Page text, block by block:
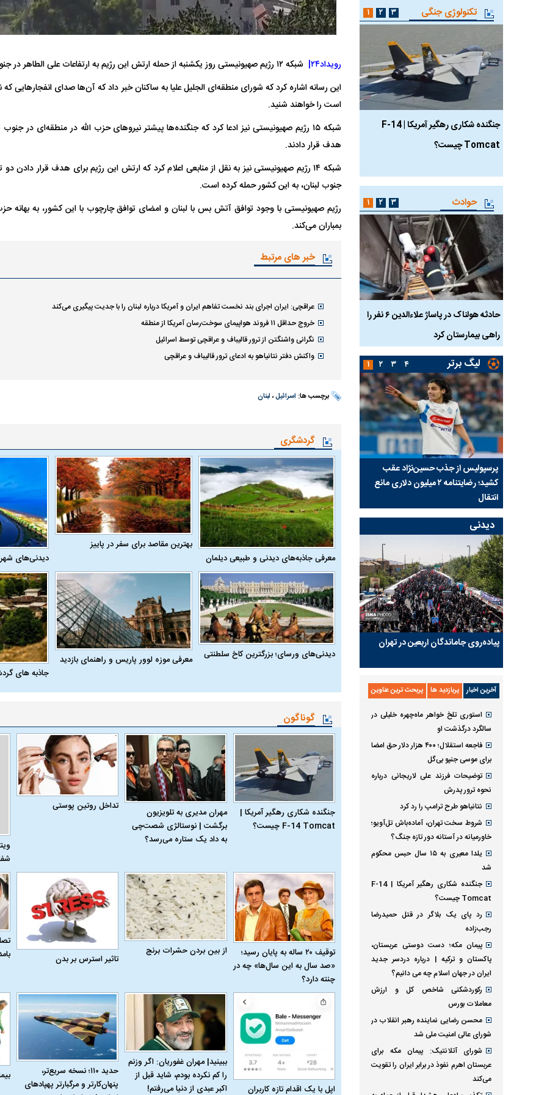
رویداد۲۴|
شبکه ۱۲ رژیم صهیونیستی روز یکشنبه از حمله ارتش این رژیم به ارتفاعات علی الطاهر در جنوب لبنان خبر داد.
این رسانه اشاره کرد که شورای منطقه‌ای الجلیل علیا به ساکنان خبر داد که آن‌ها صدای انفجارهایی
است را خواهند شنید.
شبکه ۱۵ رژیم صهیونیستی نیز ادعا کرد که جنگنده‌ها پیشتر نیروهای حزب الله در منطقه‌ای در
هدف قرار دادند.
شبکه ۱۴ رژیم صهیونیستی نیز به نقل از منابعی اعلام کرد که ارتش این رژیم برای هدف قرار دادن
جنوب لبنان، به این کشور حمله کرده است.
رژیم صهیونیستی با وجود توافق آتش بس با لبنان و امضای توافق چارچوب با این کشور، به بهانه
بمباران می‌کند.
خبر های مرتبط
عراقچی: ایران اجرای بند نخست تفاهم ایران و آمریکا درباره لبنان را با جدیت پیگیری می‌کند
خروج حداقل ۱۱ فروند هواپیمای سوخت‌رسان آمریکا از منطقه
نگرانی واشنگتن از ترور قالیباف و عراقچی توسط اسرائیل
واکنش دفتر نتانیاهو به ادعای ترور قالیباف و عراقچی
برچسب ها: اسرائیل، لبنان
گردشگری
معرفی جاذبه‌های دیدنی و طبیعی دیلمان
بهترین مقاصد برای سفر در پاییز
دیدنی‌های
دیدنی‌های ورسای؛ بزرگترین کاخ سلطنتی
معرفی موزه لوور پاریس و راهنمای بازدید
جاذبه های
گوناگون
جنگنده شکاری رهگیر آمریکا |
F-14 Tomcat چیست؟
مهران مدیری به تلویزیون
برگشت | نوستالژی شصت‌چی
به داد یک ستاره می‌رسد؟
تداخل روتین پوستی
توقیف ۲۰ ساله به پایان رسید؛
«صد سال به این سال‌ها» چه در
چنته دارد؟
از بین بردن حشرات برنج
تاثیر استرس بر بدن
اپل با یک اقدام تازه کاربران
ببینید| مهران غفوریان: اگر وزنم
را کم نکرده بودم، شاید قبل از
اکبر عبدی از دنیا می‌رفتم!
حدید ۱۱۰؛ نسخه سریع‌تر،
پنهان‌کارتر و مرگبارتر پهپادهای
تکنولوژی جنگی
جنگنده شکاری رهگیر آمریکا | F-14
Tomcat چیست؟
حدید ۱۱۰؛ نسخه سریع‌تر، پنهان‌کارتر و
مرگبارتر پهپادهای ایرانی | پهپاد انتحاری
جدید ایران چیست؟
هواپیمای مرموز E-11A BACN چیست؟
۱ ۲ ۳
حوادث
حادثه هولناک در پاساژ علاءالدین ۶ نفر را
راهی بیمارستان کرد
ردپای سیاست در یک جنایت مرموز؛
ماجرای قتل مداح معروف چیست؟
جراحان قلابی در شمال تهران بازداشت
شدند؛ از تزریق فیلر تا جراحی پلک
۱ ۲ ۳
لیگ برتر
پرسپولیس از جذب حسین‌نژاد عقب
کشید؛ رضایتنامه ۲ میلیون دلاری مانع
انتقال
بازی‌های لیگ برتر فوتبال با تماشاگر
برگزار می‌شود
رقم نجومی رضایتنامه مدافع موردنظر
پرسپولیس لو رفت
دو خرید جدید
امضای قرارداد
۱ ۲ ۳ ۴
دیدنی
پیاده‌روی جاماندگان اربعین در تهران
آخرین اخبار پربازدید ها پربحث ترین عناوین
استوری تلخ خواهر ماه‌چهره خلیلی در
سالگرد درگذشت او
فاجعه استقلال؛ ۴۰۰ هزار دلار حق امضا
برای موسی جنپو بی‌گل
توضیحات فرزند علی لاریجانی درباره
نحوه ترور پدرش
نتانیاهو طرح ترامپ را رد کرد
شروط سخت تهران، آماده‌باش تل‌آویو؛
خاورمیانه در آستانه دور تازه جنگ؟
یلدا معیری به ۱۵ سال حبس محکوم
شد
جنگنده شکاری رهگیر آمریکا | F-14
Tomcat چیست؟
رد پای یک بلاگر در قتل حمیدرضا
رجب‌زاده
پیمان مکه؛ دست دوستی عربستان،
پاکستان و ترکیه | درباره دردسر جدید
ایران در جهان اسلام چه می دانیم؟
رکوردشکنی شاخص کل و ارزش
معاملات بورس
محسن رضایی نماینده رهبر انقلاب در
شورای عالی امنیت ملی شد
شورای آتلانتیک: پیمان مکه برای
عربستان اهرم نفوذ در برابر ایران را تقویت
می‌کند